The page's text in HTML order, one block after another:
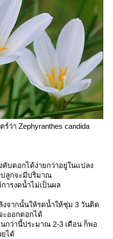
ร์ว่า Zephyranthes candida
คับดอกได้ง่ายกว่าอยู่ในแปลง
ปลูกจะมีปริมาณ
ารงดน้ำไม่เป็นผล
งจากนั้นให้รดน้ำให้ชุ่ม 3 วันติด
ะออกดอกได้
กว่านี้ประมาณ 2-3 เดือน ก็พอ
ยได้